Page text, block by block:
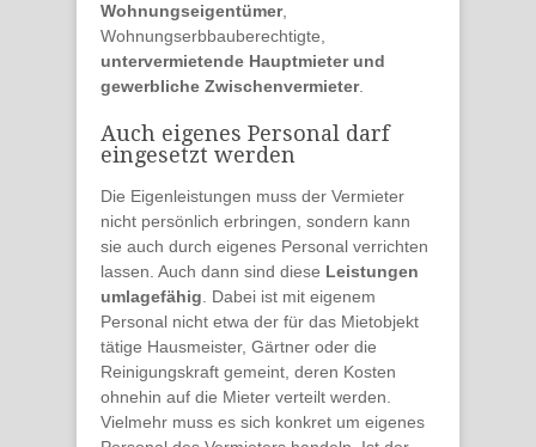
Wohnungseigentümer,
Wohnungserbbauberechtigte,
untervermietende Hauptmieter und
gewerbliche Zwischenvermieter.
Auch eigenes Personal darf
eingesetzt werden
Die Eigenleistungen muss der Vermieter
nicht persönlich erbringen, sondern kann
sie auch durch eigenes Personal verrichten
lassen. Auch dann sind diese Leistungen
umlagefähig . Dabei ist mit eigenem
Personal nicht etwa der für das Mietobjekt
tätige Hausmeister, Gärtner oder die
Reinigungskraft gemeint, deren Kosten
ohnehin auf die Mieter verteilt werden.
Vielmehr muss es sich konkret um eigenes